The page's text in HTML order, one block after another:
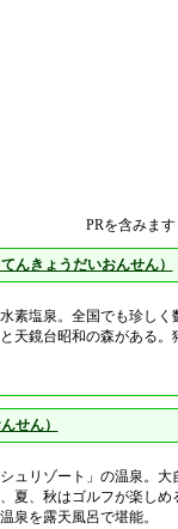
PRを含みます
んきょうだいおんせん）
素塩泉。全国でも珍し
天鏡台昭和の森がある
せん）
ュリゾート」の温泉。
夏、秋はゴルフが楽し
泉を露天風呂で堪能。